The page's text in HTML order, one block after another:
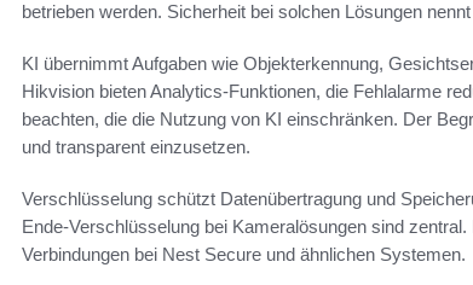
betrieben werden. Sicherheit bei solchen Lösungen
KI übernimmt Aufgaben wie Objekterkennung,
Hikvision bieten Analytics-Funktionen, die Fehlalarme
beachten, die die Nutzung von KI einschränken. Der
und transparent einzusetzen.
Verschlüsselung schützt Datenübertragung und
Ende-Verschlüsselung bei Kameralösungen sind
Verbindungen bei Nest Secure und ähnlichen Systemen.